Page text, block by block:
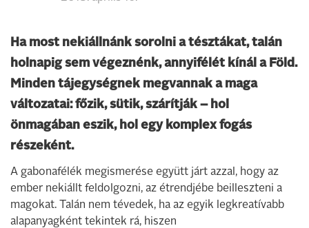
Ha most nekiállnánk sorolni a tésztákat, talán
holnapig sem végeznénk, annyifélét kínál a Föld.
Minden tájegységnek megvannak a maga
változatai: főzik, sütik, szárítják – hol
önmagában eszik, hol egy komplex fogás
részeként.
A gabonafélék megismerése együtt járt azzal, hogy az
ember nekiállt feldolgozni, az étrendjébe beilleszteni a
magokat. Talán nem tévedek, ha az egyik legkreatívabb
alapanyagként tekintek rá, hiszen